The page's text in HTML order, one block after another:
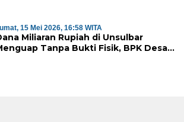
15 Mei 2026, 16:58 WITA
Miliaran Rupiah di Unsulbar
Tanpa Bukti Fisik, BPK Desak